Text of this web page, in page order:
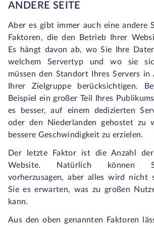
ANDERE SEITE
Aber es gibt immer auch eine andere
Faktoren, die den Betrieb Ihrer
Es hängt davon ab, wo Sie Ihre
welchem Servertyp und wo sie
müssen den Standort Ihres Servers in
Ihrer Zielgruppe berücksichtigen.
Beispiel ein großer Teil Ihres
es besser, auf einem dedizierten
oder den Niederlanden gehostet zu
bessere Geschwindigkeit zu erzielen.
Der letzte Faktor ist die Anzahl
Website. Natürlich können
vorherzusagen, aber alles wird nicht
Sie es erwarten, was zu großen
kann.
Aus den oben genannten Faktoren